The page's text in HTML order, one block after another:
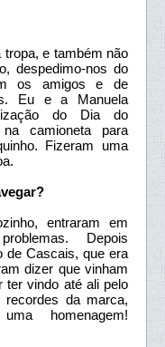
tropa, e também não
despedimo-nos do
os amigos e de
Eu e a Manuela
do Dia do
camioneta para
Fizeram uma
entraram em
Depois
de Cascais, que era
dizer que vinham
ter vindo até ali pelo
da marca,
homenagem!